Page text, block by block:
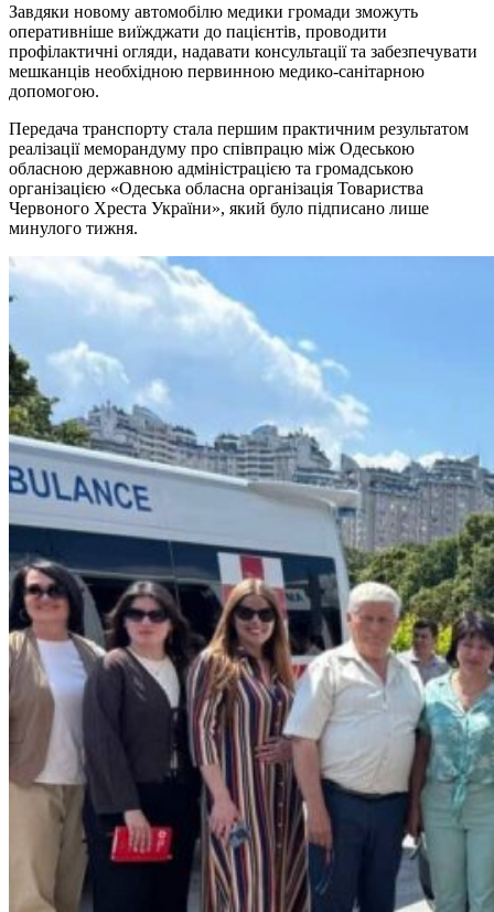
Завдяки новому автомобілю медики громади зможуть
оперативніше виїжджати до пацієнтів, проводити
профілактичні огляди, надавати консультації та забезпечувати
мешканців необхідною первинною медико-санітарною
допомогою.
Передача транспорту стала першим практичним результатом
реалізації меморандуму про співпрацю між Одеською
обласною державною адміністрацією та громадською
організацією «Одеська обласна організація Товариства
Червоного Хреста України», який було підписано лише
минулого тижня.